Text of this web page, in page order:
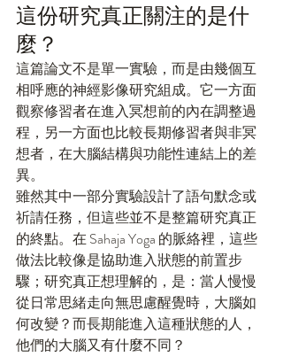
這份研究真正關注的是什
麼？
這篇論文不是單一實驗，而是由幾個互
相呼應的神經影像研究組成。它一方面
觀察修習者在進入冥想前的內在調整過
程，另一方面也比較長期修習者與非冥
想者，在大腦結構與功能性連結上的差
異。
雖然其中一部分實驗設計了語句默念或
祈請任務，但這些並不是整篇研究真正
的終點。在 Sahaja Yoga 的脈絡裡，這些
做法比較像是協助進入狀態的前置步
驟；研究真正想理解的，是：當人慢慢
從日常思緒走向無思慮醒覺時，大腦如
何改變？而長期能進入這種狀態的人，
他們的大腦又有什麼不同？